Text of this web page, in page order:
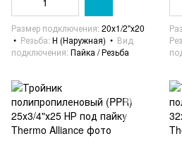
Размер подключения 20х1/2"х20
Резьба Н (Наружная)
Вид
подключения Пайка / Резьба